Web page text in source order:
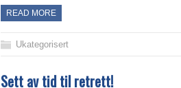
READ MORE
Ukategorisert
Sett av tid til retrett!